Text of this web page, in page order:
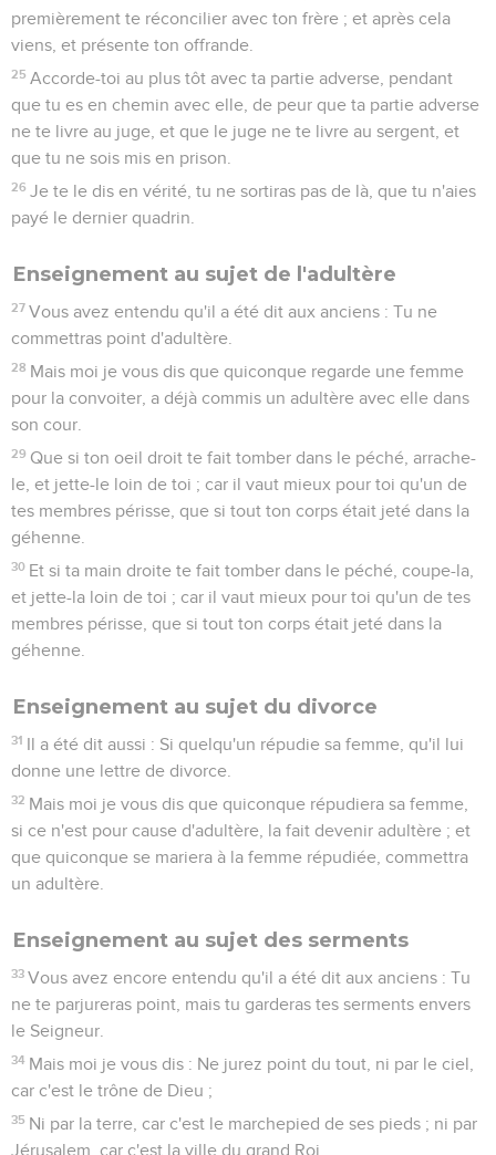
premièrement te réconcilier avec ton frère ; et après cela
viens, et présente ton offrande.
25 Accorde-toi au plus tôt avec ta partie adverse, pendant
que tu es en chemin avec elle, de peur que ta partie adverse
ne te livre au juge, et que le juge ne te livre au sergent, et
que tu ne sois mis en prison.
26 Je te le dis en vérité, tu ne sortiras pas de là, que tu n'aies
payé le dernier quadrin.
Enseignement au sujet de l'adultère
27 Vous avez entendu qu'il a été dit aux anciens : Tu ne
commettras point d'adultère.
28 Mais moi je vous dis que quiconque regarde une femme
pour la convoiter, a déjà commis un adultère avec elle dans
son cour.
29 Que si ton oeil droit te fait tomber dans le péché, arrache-
le, et jette-le loin de toi ; car il vaut mieux pour toi qu'un de
tes membres périsse, que si tout ton corps était jeté dans la
géhenne.
30 Et si ta main droite te fait tomber dans le péché, coupe-la,
et jette-la loin de toi ; car il vaut mieux pour toi qu'un de tes
membres périsse, que si tout ton corps était jeté dans la
géhenne.
Enseignement au sujet du divorce
31 Il a été dit aussi : Si quelqu'un répudie sa femme, qu'il lui
donne une lettre de divorce.
32 Mais moi je vous dis que quiconque répudiera sa femme,
si ce n'est pour cause d'adultère, la fait devenir adultère ; et
que quiconque se mariera à la femme répudiée, commettra
un adultère.
Enseignement au sujet des serments
33 Vous avez encore entendu qu'il a été dit aux anciens : Tu
ne te parjureras point, mais tu garderas tes serments envers
le Seigneur.
34 Mais moi je vous dis : Ne jurez point du tout, ni par le ciel,
car c'est le trône de Dieu ;
35 Ni par la terre, car c'est le marchepied de ses pieds ; ni par
Jérusalem, car c'est la ville du grand Roi.